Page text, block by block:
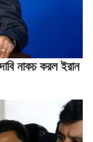
নাকচ করল ইরান